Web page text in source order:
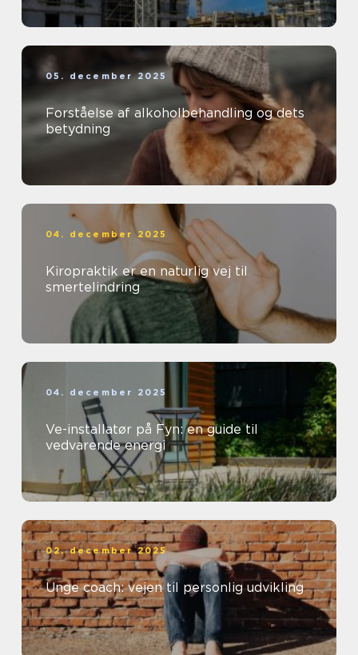
05. december 2025
Forståelse af alkoholbehandling og dets
betydning
04. december 2025
Kiropraktik er en naturlig vej til
smertelindring
04. december 2025
Ve-installatør på Fyn: en guide til
vedvarende energi
02. december 2025
Unge coach: vejen til personlig udvikling